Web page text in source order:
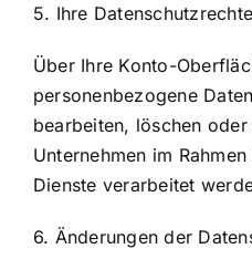
5. Ihre
Über Ihre Konto-
personenbezogene
bearbeiten, löschen
Unternehmen im
Dienste verarbeitet
6. Änderungen der